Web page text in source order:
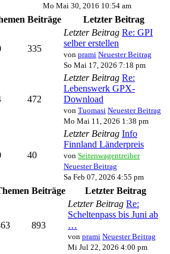
Mo Mai 30, 2016 10:54 am
Beiträge
Letzter Beitrag
335
Letzter Beitrag Re: GPI
selber erstellen
von prami Neuester Beitrag
So Mai 17, 2026 7:18 pm
472
Letzter Beitrag Re:
Lebenswerk GPX-
Download
von Tuomasi Neuester Beitrag
Mo Mai 11, 2026 1:38 pm
40
Letzter Beitrag Info
Finnland Länderpreis
von Seitenwagentreiber
Neuester Beitrag
Sa Feb 07, 2026 4:55 pm
Beiträge Letzter Beitrag
893
Letzter Beitrag Re:
Scheltenpass bis Juni ab
…
von prami Neuester Beitrag
Mi Jul 22, 2026 4:00 pm